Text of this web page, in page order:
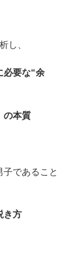
し、
必要な“余
の本質
であること
き方